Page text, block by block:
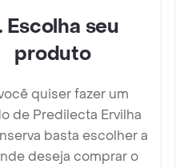
. Escolha seu
produto
quiser fazer um
de Predilecta Ervilha
basta escolher a
deseja comprar o